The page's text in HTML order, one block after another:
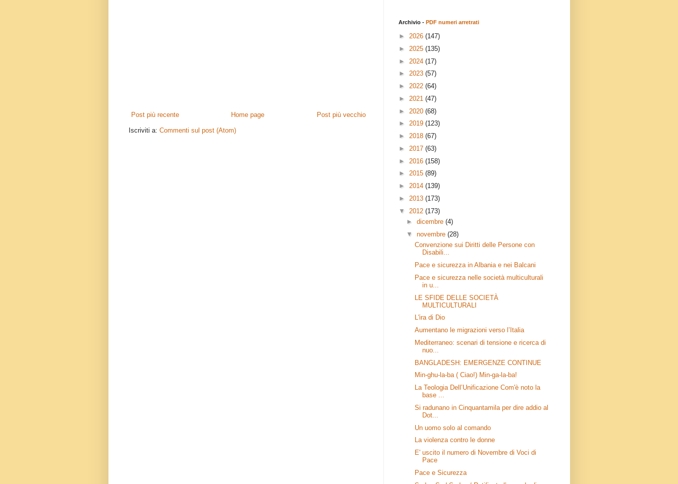
Post più recente Post più vecchio
Home page
Iscriviti a: Commenti sul post (Atom)
Archivio - PDF numeri arretrati
► 2026 (147)
► 2025 (135)
► 2024 (17)
► 2023 (57)
► 2022 (64)
► 2021 (47)
► 2020 (68)
► 2019 (123)
► 2018 (67)
► 2017 (63)
► 2016 (158)
► 2015 (89)
► 2014 (139)
► 2013 (173)
▼ 2012 (173)
►dicembre(4)
▼novembre(28)
Convenzione sui Diritti delle Persone con
Disabili...
Pace e sicurezza in Albania e nei Balcani
Pace e sicurezza nelle società multiculturali
in u...
LE SFIDE DELLE SOCIETÀ
MULTICULTURALI
L'ira di Dio
Aumentano le migrazioni verso l’Italia
Mediterraneo: scenari di tensione e ricerca di
nuo...
BANGLADESH: EMERGENZE CONTINUE
Min-ghu-la-ba ( Ciao!) Min-ga-la-ba!
La Teologia Dell’Unificazione Com'è noto la
base ...
Si radunano in Cinquantamila per dire addio al
Dot...
Un uomo solo al comando
La violenza contro le donne
E' uscito il numero di Novembre di Voci di
Pace
Pace e Sicurezza